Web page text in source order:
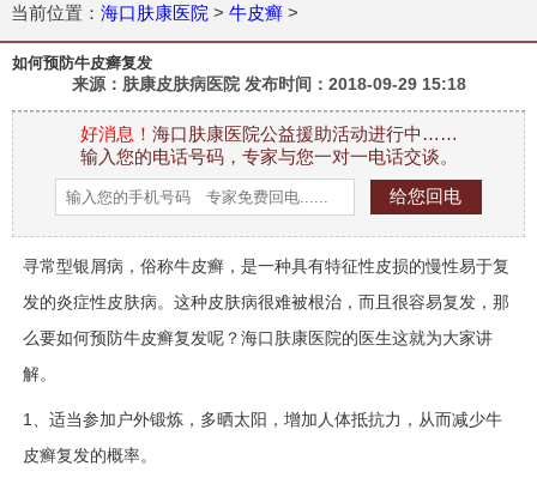
当前位置： 海口肤康医院 > 牛皮癣>
如何预防牛皮癣复发
来源：肤康皮肤病医院 发布时间： 2018-09-29 15:18
好消息！ 海口肤康医院公益援助活动进行中……
输入您的电话号码，专家与您一对一电话交谈。
寻常型银屑病，俗称牛皮癣，是一种具有特征性皮损的慢性易于复
发的炎症性皮肤病。 这种皮肤病很难被根治， 而且 很容易复发，那
么要如何预防牛皮癣复发呢？海口肤康医院的医生这就为大家讲
解。
1、 适当参加户外锻炼，多晒太阳，增加人体抵抗力，从而减少牛
皮癣复发的概率。